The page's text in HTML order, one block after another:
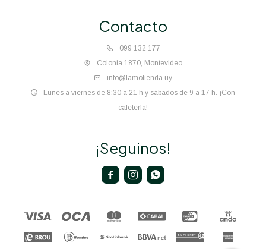
Contacto
099 132 177
Colonia 1870, Montevideo
info@lamolienda.uy
Lunes a viernes de 8:30 a 21 h y sábados de 9 a 17 h. ¡Con
cafetería!
¡Seguinos!
  